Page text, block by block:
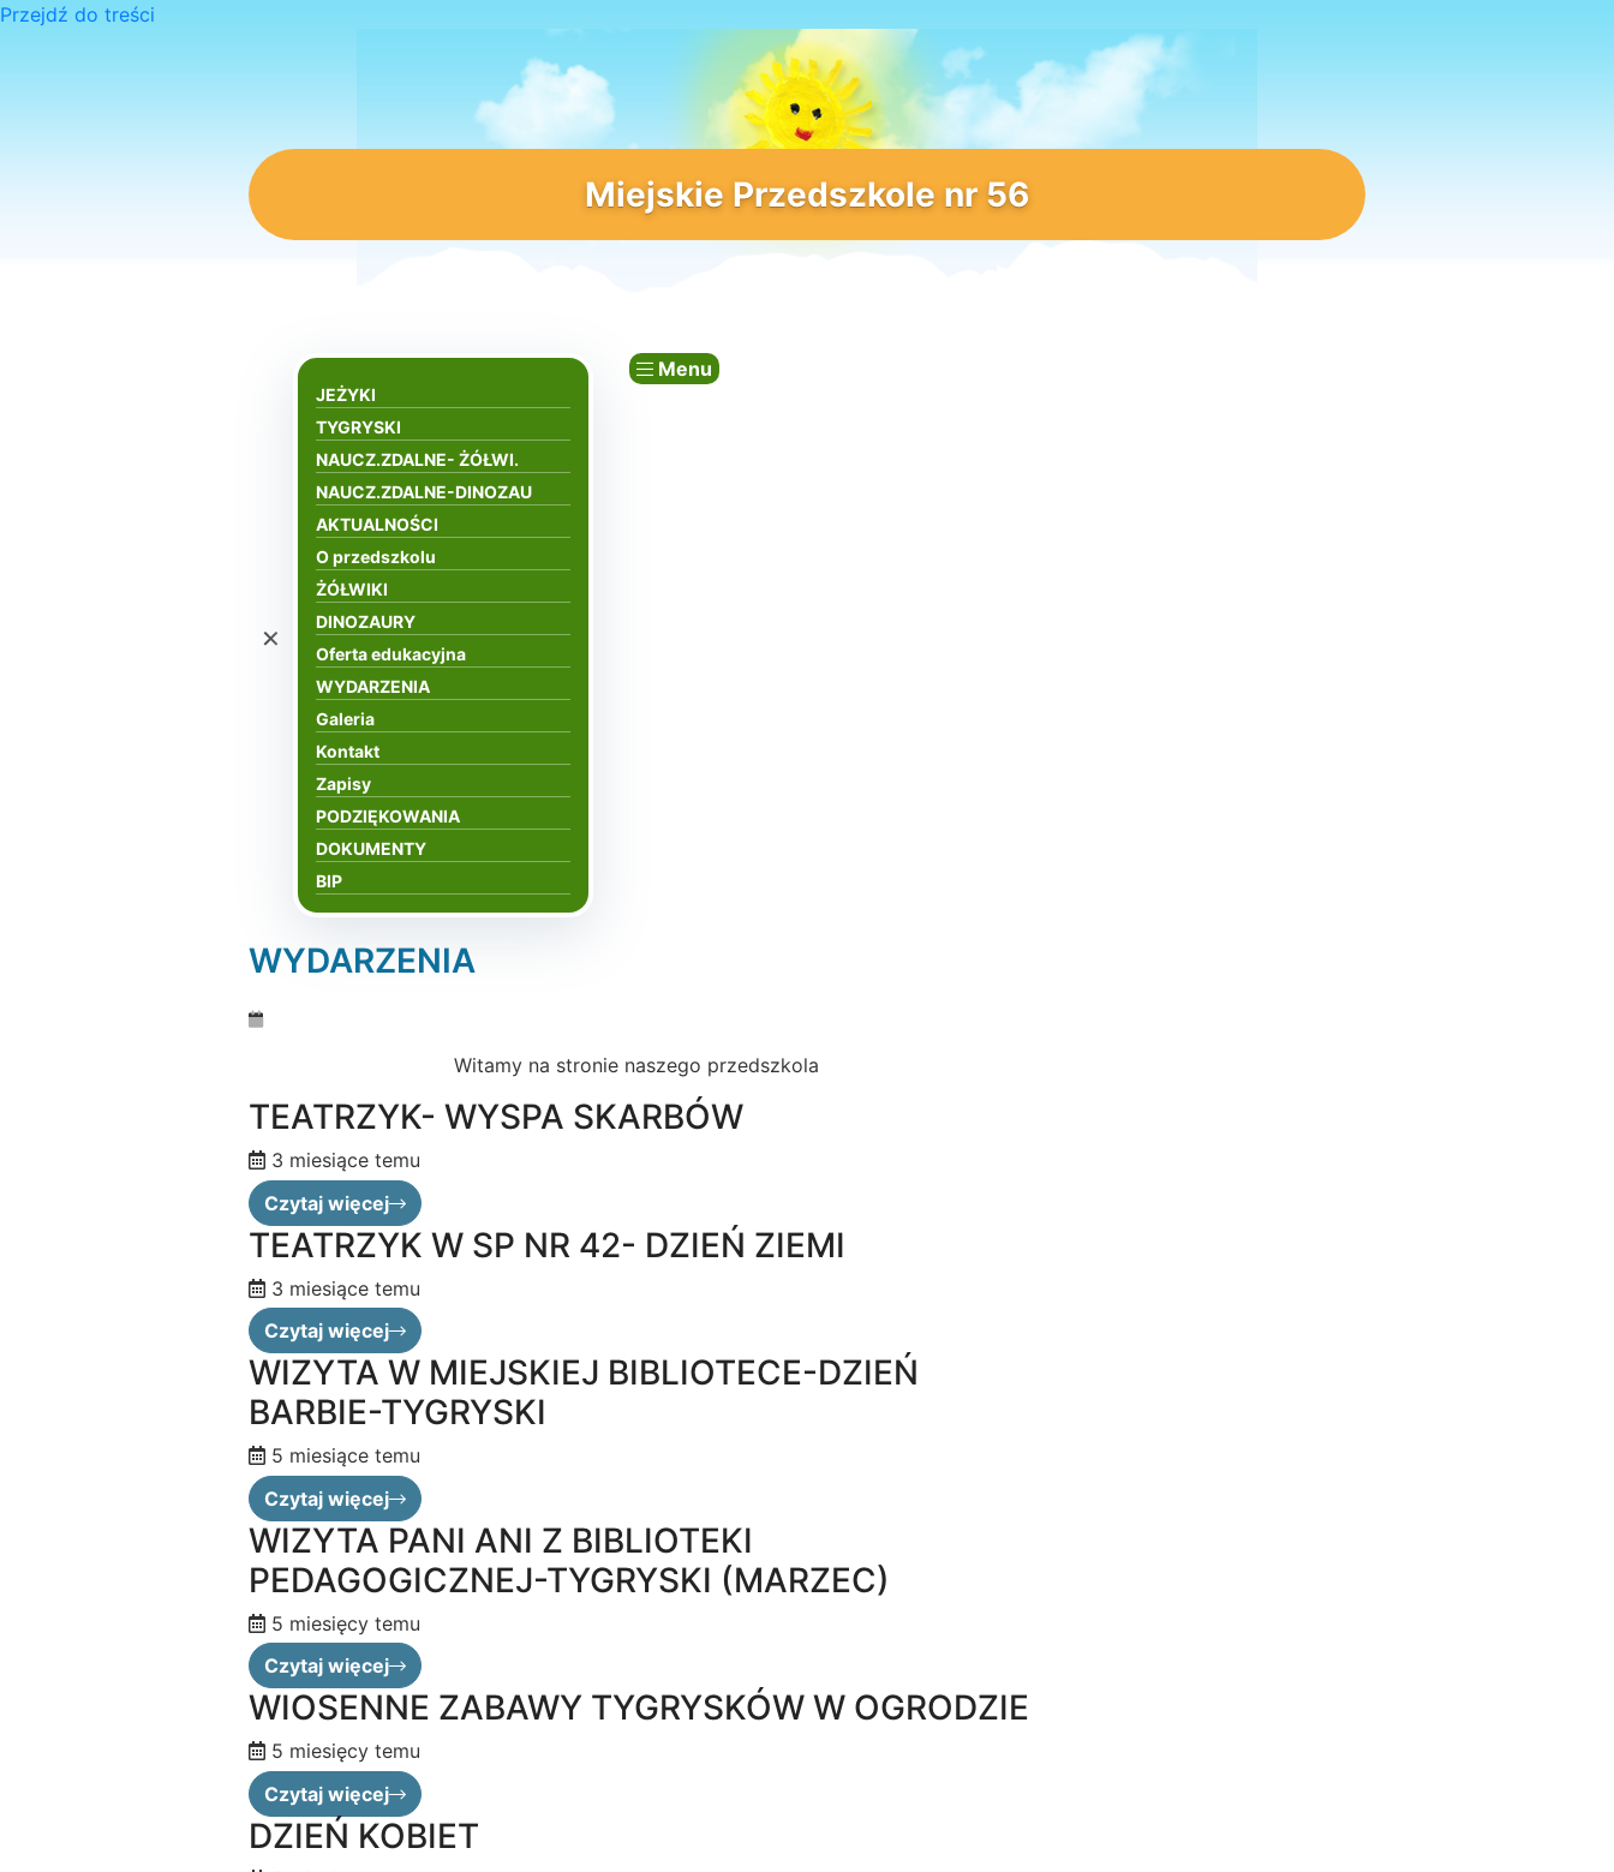
Przejdź do treści
Miejskie Przedszkole nr 56
Menu
×
JEŻYKI
TYGRYSKI
NAUCZ.ZDALNE- ŻÓŁWI.
NAUCZ.ZDALNE-DINOZAU
AKTUALNOŚCI
O przedszkolu
ŻÓŁWIKI
DINOZAURY
Oferta edukacyjna
WYDARZENIA
Galeria
Kontakt
Zapisy
PODZIĘKOWANIA
DOKUMENTY
BIP
WYDARZENIA
Witamy na stronie naszego przedszkola
TEATRZYK- WYSPA SKARBÓW
3 miesiące temu
Czytaj więcej
TEATRZYK W SP NR 42- DZIEŃ ZIEMI
3 miesiące temu
Czytaj więcej
WIZYTA W MIEJSKIEJ BIBLIOTECE-DZIEŃ
BARBIE-TYGRYSKI
5 miesiące temu
Czytaj więcej
WIZYTA PANI ANI Z BIBLIOTEKI
PEDAGOGICZNEJ-TYGRYSKI (MARZEC)
5 miesięcy temu
Czytaj więcej
WIOSENNE ZABAWY TYGRYSKÓW W OGRODZIE
5 miesięcy temu
Czytaj więcej
DZIEŃ KOBIET